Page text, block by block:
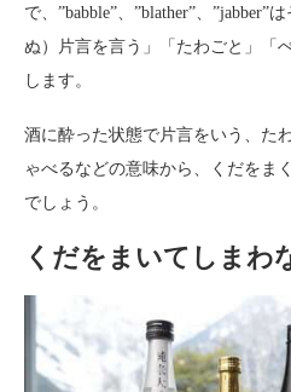
で、”babble”、”blather”、”jabber”
ぬ）片言を言う」「たわごと」「
します。
酒に酔った状態で片言をいう、た
ゃべるなどの意味から、くだをま
でしょう。
くだをまいてしまわ